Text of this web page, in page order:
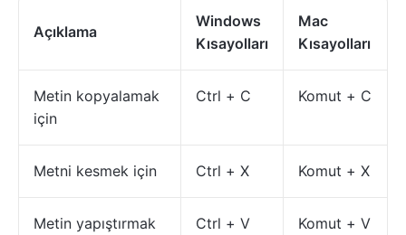
Açıklama
Windows
Kısayolları
Mac
Kısayolları
Metin kopyalamak
için
Ctrl + C Komut + C
Metni kesmek için Ctrl + X Komut + X
Metin yapıştırmak Ctrl + V Komut + V